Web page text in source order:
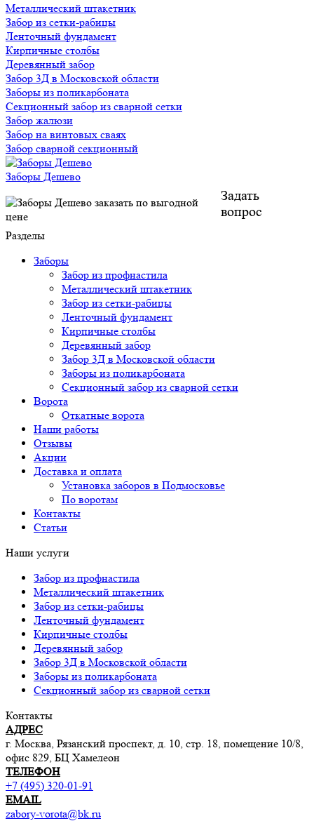
Металлический штакетник
Забор из сетки-рабицы
Ленточный фундамент
Кирпичные столбы
Деревянный забор
Забор 3Д в Московской области
Заборы из поликарбоната
Секционный забор из сварной сетки
Забор жалюзи
Забор на винтовых сваях
Забор сварной секционный
Заборы Дешево
Задать
вопрос
Разделы
Заборы
Забор из профнастила
Металлический штакетник
Забор из сетки-рабицы
Ленточный фундамент
Кирпичные столбы
Деревянный забор
Забор 3Д в Московской области
Заборы из поликарбоната
Секционный забор из сварной сетки
Ворота
Откатные ворота
Наши работы
Отзывы
Акции
Доставка и оплата
Установка заборов в Подмосковье
По воротам
Контакты
Статьи
Наши услуги
Забор из профнастила
Металлический штакетник
Забор из сетки-рабицы
Ленточный фундамент
Кирпичные столбы
Деревянный забор
Забор 3Д в Московской области
Заборы из поликарбоната
Секционный забор из сварной сетки
Контакты
АДРЕС
г. Москва, Рязанский проспект, д. 10, стр. 18, помещение 10/8,
офис 829, БЦ Хамелеон
ТЕЛЕФОН
+7 (495) 320-01-91
EMAIL
zabory-vorota@bk.ru